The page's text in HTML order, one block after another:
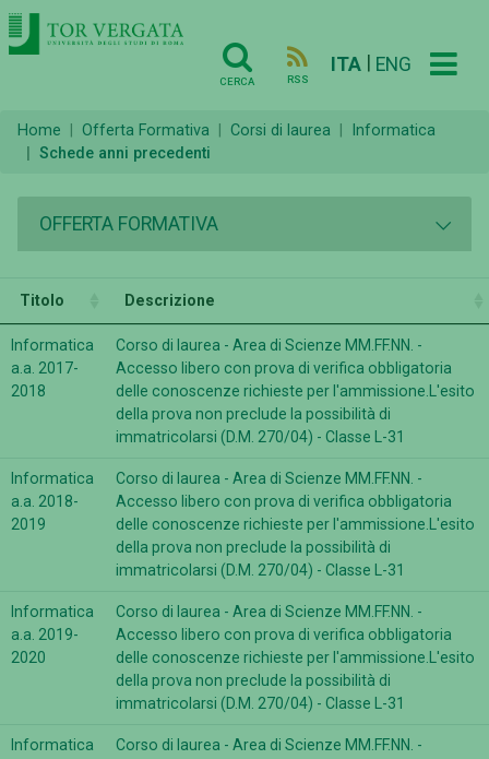
CERCA RSS
ITA ENG
Home Offerta Formativa Corsi di laurea
Informatica
Schede anni precedenti
OFFERTA FORMATIVA
Titolo Descrizione
Informatica
a.a. 2017-
2018
Corso di laurea - Area di Scienze MM.FF.NN. -
Accesso libero con prova di verifica obbligatoria
delle conoscenze richieste per l'ammissione.L'esito
della prova non preclude la possibilità di
immatricolarsi (D.M. 270/04) - Classe L-31
Informatica
a.a. 2018-
2019
Corso di laurea - Area di Scienze MM.FF.NN. -
Accesso libero con prova di verifica obbligatoria
delle conoscenze richieste per l'ammissione.L'esito
della prova non preclude la possibilità di
immatricolarsi (D.M. 270/04) - Classe L-31
Informatica
a.a. 2019-
2020
Corso di laurea - Area di Scienze MM.FF.NN. -
Accesso libero con prova di verifica obbligatoria
delle conoscenze richieste per l'ammissione.L'esito
della prova non preclude la possibilità di
immatricolarsi (D.M. 270/04) - Classe L-31
Informatica
Corso di laurea - Area di Scienze MM.FF.NN. -